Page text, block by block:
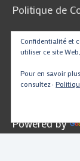
Politique de
Traduire
Powered by
Confidentialité et
utiliser ce site
Pour en savoir
consultez :